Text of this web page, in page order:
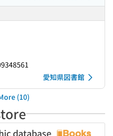
愛知県図書館
(10)
database